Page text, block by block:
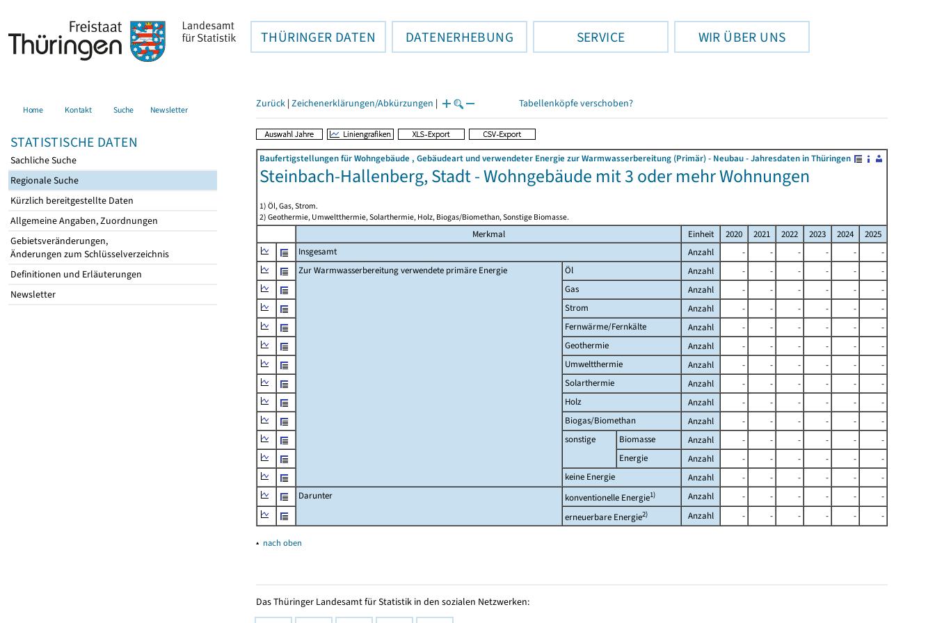
THÜRINGER DATEN DATENERHEBUNG SERVICE WIR ÜBER UNS
Home Kontakt Suche Newsletter
STATISTISCHE DATEN
Sachliche Suche
Regionale Suche
Kürzlich bereitgestellte Daten
Allgemeine Angaben, Zuordnungen
Gebietsveränderungen,
Änderungen zum Schlüsselverzeichnis
Definitionen und Erläuterungen
Newsletter
Zurück | Zeichenerklärungen/Abkürzungen | Tabellenköpfe verschoben?
Baufertigstellungen für Wohngebäude , Gebäudeart und verwendeter Energie zur Warmwasserbereitung (Primär) - Neubau - Jahresdaten in Thüringen
Steinbach-Hallenberg, Stadt - Wohngebäude mit 3 oder mehr Wohnungen
1) Öl, Gas, Strom.
2) Geothermie, Umweltthermie, Solarthermie, Holz, Biogas/Biomethan, Sonstige Biomasse.
Merkmal Einheit 2020 2021 2022 2023 2024
2025
Insgesamt
Anzahl - - - - -
-
Zur Warmwasserbereitung verwendete primäre Energie
Öl Anzahl - - - - -
-
Gas
Anzahl - - - - -
-
Strom
Anzahl - - - - -
-
Fernwärme/Fernkälte
Anzahl - - - - -
-
Geothermie
Anzahl - - - - -
-
Umweltthermie
Anzahl - - - - -
-
Solarthermie
Anzahl - - - - -
-
Holz
Anzahl - - - - -
-
Biogas/Biomethan
Anzahl - - - - -
-
sonstige
Biomasse Anzahl - - - - -
-
Energie
Anzahl - - - - -
-
keine Energie
Anzahl - - - - -
-
Darunter
konventionelle Energie1) Anzahl - - - - -
-
erneuerbare Energie2) Anzahl - - - - - -
▴ nach oben
Das Thüringer Landesamt für Statistik in den sozialen Netzwerken: